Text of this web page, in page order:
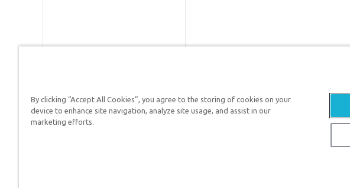
Respuestas en Génesis es un ministerio de
defender su fe y proclamar el evangelio de
By clicking “Accept All Cookies”, you agree to the storing of cookies on your
device to enhance site navigation, analyze site usage, and assist in our
marketing efforts.